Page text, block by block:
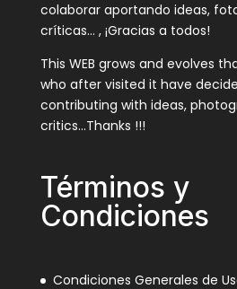
colaborar aportando ideas,
críticas… , ¡Gracias a todos!
This WEB grows and evolves
who after visited it have
contributing with ideas,
critics…Thanks !!!
Términos y
Condiciones
Condiciones Generales de